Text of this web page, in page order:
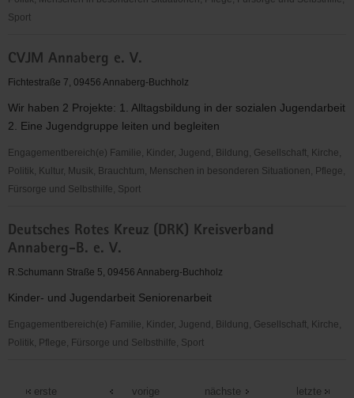
Sport
Chemnitz,
Außenstelle
CVJM Annaberg e. V.
Fichtestraße 7, 09456 Annaberg-Buchholz
Wir haben 2 Projekte: 1. Alltagsbildung in der sozialen Jugendarbeit
2. Eine Jugendgruppe leiten und begleiten
Engagementbereich(e) Familie, Kinder, Jugend, Bildung, Gesellschaft, Kirche,
Politik, Kultur, Musik, Brauchtum, Menschen in besonderen Situationen, Pflege,
Fürsorge und Selbsthilfe, Sport
Annaberg
e.
V.
Deutsches Rotes Kreuz (DRK) Kreisverband
Annaberg-B. e. V.
R.Schumann Straße 5, 09456 Annaberg-Buchholz
Kinder- und Jugendarbeit Seniorenarbeit
Engagementbereich(e) Familie, Kinder, Jugend, Bildung, Gesellschaft, Kirche,
Politik, Pflege, Fürsorge und Selbsthilfe, Sport
erste
vorige
nächste letzte